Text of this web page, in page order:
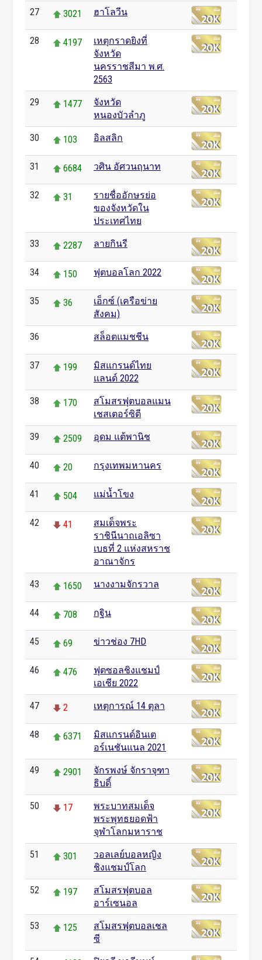
27 3021 ฮาโลวีน
28 4197
เหตุกราดยิงที่
จังหวัด
นครราชสีมา พ.ศ.
2563
29 1477
จังหวัด
หนองบัวลำภู
30 103 อิลสลิก
31 6684 วศิน อัศวนฤนาท
32 31
รายชื่ออักษรย่อ
ของจังหวัดใน
ประเทศไทย
33 2287 ลายกินรี
34 150 ฟุตบอลโลก 2022
35 36
เอ็กซ์ (เครือข่าย
สังคม)
36 สล็อตแมชชีน
37 199
มิสแกรนด์ไทย
แลนด์ 2022
38 170
สโมสรฟุตบอลแมน
เชสเตอร์ซิตี
39 2509 อุดม แต้พานิช
40 20 กรุงเทพมหานคร
41 504 แม่น้ำโขง
42 41
สมเด็จพระ
ราชินีนาถเอลิซา
เบธที่ 2 แห่งสหราช
อาณาจักร
43 1650 นางงามจักรวาล
44 708 กฐิน
45 69 ข่าวช่อง 7HD
46 476
ฟุตซอลชิงแชมป์
เอเชีย 2022
47 2 เหตุการณ์ 14 ตุลา
48 6371
มิสแกรนด์อินเต
อร์เนชันแนล 2021
49 2901
จักรพงษ์ จักราจุฑา
ธิบดิ์
50 17
พระบาทสมเด็จ
พระพุทธยอดฟ้า
จุฬาโลกมหาราช
51 301
วอลเลย์บอลหญิง
ชิงแชมป์โลก
52 197
สโมสรฟุตบอล
อาร์เซนอล
53 125
สโมสรฟุตบอลเชล
ซี